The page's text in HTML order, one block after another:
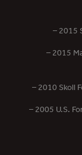
– 2015
– 2015
– 2010 Skoll
– 2005 U.S.